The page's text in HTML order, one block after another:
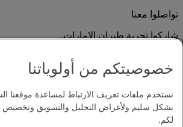
تواصلوا معنا
شاركوا تجربة طيران الإمارات.
خصوصيتكم من أولوياتنا
نستخدم ملفات تعريف الارتباط لمساعدة موقعنا
بشكل سليم ولأغراض التحليل والتسويق وتخصيص
لكم.